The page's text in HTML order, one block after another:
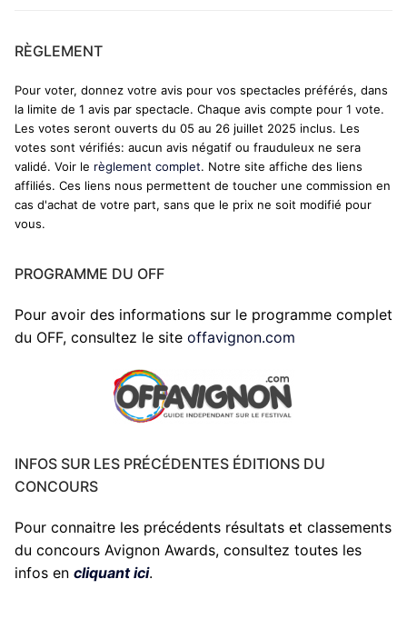
RÈGLEMENT
Pour voter, donnez votre avis pour vos spectacles préférés, dans
la limite de 1 avis par spectacle. Chaque avis compte pour 1 vote.
Les votes seront ouverts du 05 au 26 juillet 2025 inclus. Les
votes sont vérifiés: aucun avis négatif ou frauduleux ne sera
validé. Voir le règlement complet. Notre site affiche des liens
affiliés. Ces liens nous permettent de toucher une commission en
cas d'achat de votre part, sans que le prix ne soit modifié pour
vous.
PROGRAMME DU OFF
Pour avoir des informations sur le programme complet
du OFF, consultez le site offavignon.com
INFOS SUR LES PRÉCÉDENTES ÉDITIONS DU
CONCOURS
Pour connaitre les précédents résultats et classements
du concours Avignon Awards, consultez toutes les
infos en cliquant ici.